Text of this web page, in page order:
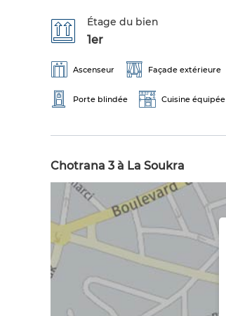
Étage du bien
1er
Ascenseur Façade extérieure
Porte blindée Cuisine équipée
Chotrana 3 à La Soukra